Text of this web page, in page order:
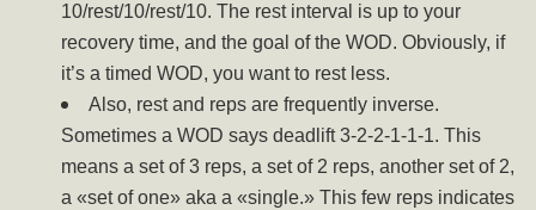
10/rest/10/rest/10. The rest interval is up to your
recovery time, and the goal of the WOD. Obviously, if
it’s a timed WOD, you want to rest less.
Also, rest and reps are frequently inverse.
Sometimes a WOD says deadlift 3-2-2-1-1-1. This
means a set of 3 reps, a set of 2 reps, another set of 2,
a «set of one» aka a «single.» This few reps indicates